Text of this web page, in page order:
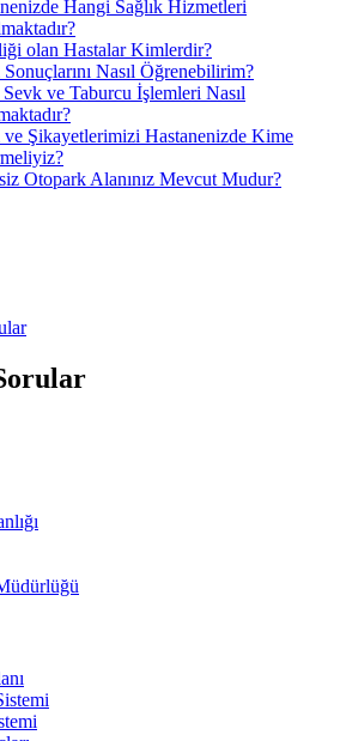
Hangi Sağlık Hizmetleri
olan Hastalar Kimlerdir?
Nasıl Öğrenebilirim?
Sevk ve Taburcu İşlemleri Nasıl
ve Şikayetlerimizi Hastanenizde Kime
Otopark Alanınız Mevcut Mudur?